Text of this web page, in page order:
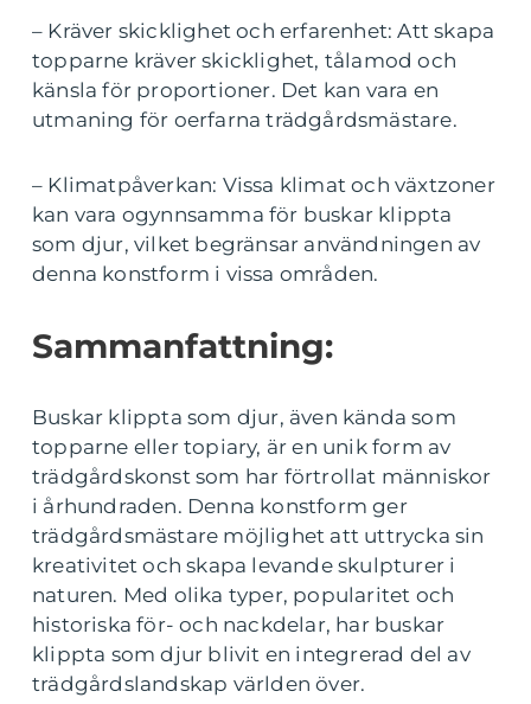
– Kräver skicklighet och erfarenhet: Att skapa
topparne kräver skicklighet, tålamod och
känsla för proportioner. Det kan vara en
utmaning för oerfarna trädgårdsmästare.
– Klimatpåverkan: Vissa klimat och växtzoner
kan vara ogynnsamma för buskar klippta
som djur, vilket begränsar användningen av
denna konstform i vissa områden.
Sammanfattning:
Buskar klippta som djur, även kända som
topparne eller topiary, är en unik form av
trädgårdskonst som har förtrollat människor
i århundraden. Denna konstform ger
trädgårdsmästare möjlighet att uttrycka sin
kreativitet och skapa levande skulpturer i
naturen. Med olika typer, popularitet och
historiska för- och nackdelar, har buskar
klippta som djur blivit en integrerad del av
trädgårdslandskap världen över.